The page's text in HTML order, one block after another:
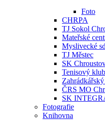
Foto
CHRPA
TJ Sokol
Mateřské
Myslivecké
TJ Městec
SK
Tenisový klub
ČRS MO
SK
Fotografie
Knihovna